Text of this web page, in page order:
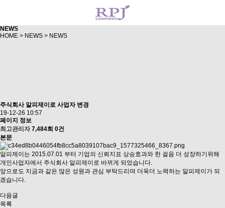
NEWS
HOME > NEWS > NEWS
주식회사 알피제이로 사업자 변경
19-12-26 10:57
페이지 정보
최고관리자 7,484회 0건
본문
알피제이는 2015.07.01 부터 기업의 신뢰지표 상승효과와 한 걸음 더 성장하기위해
개인사업자에서 주식회사 알피제이로 바뀌게 되었습니다.
앞으로도 지금과 같은 많은 성원과 관심 부탁드리며 더욱더 노력하는 알피제이가 되
겠습니다.
다음글
목록